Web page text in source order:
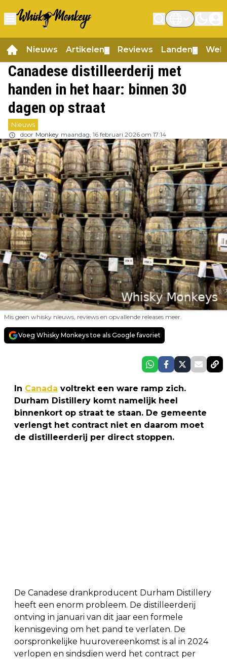
Nieuws Artikelen Reviews Landen
Canadese distilleerderij met
handen in het haar: binnen 30
dagen op straat
Nieuws
door Monkey maandag, 16 februari 2026 om 17:14
Mis geen whisky nieuws, reviews en opvallende releases meer.
Voeg Whisky Monkeys toe als Google favoriet
In Canada voltrekt een ware ramp zich.
Durham Distillery komt namelijk heel
binnenkort op straat te staan. De gemeente
verlengt het contract niet en daarom moet
de distilleerderij per direct stoppen.
De Canadese drankproducent Durham Distillery
heeft een enorm probleem. De distilleerderij
ontving in januari van dit jaar een formele
kennisgeving om het pand te verlaten. De
oorspronkelijke huurovereenkomst is al in 2024
verlopen en sindsdien werd het contract per